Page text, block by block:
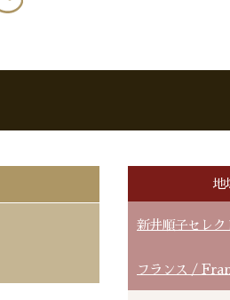
地
新井順子セレク
フランス /